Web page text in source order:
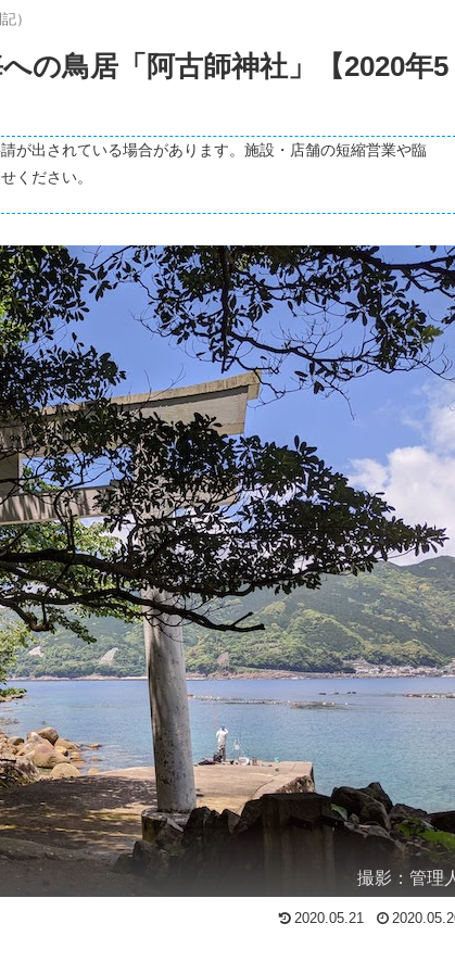
）
の鳥居「阿古師神社」【2020年5
が出されている場合があります。施設・店舗の短縮営業や臨
ください。
撮影：管理
2020.05.21